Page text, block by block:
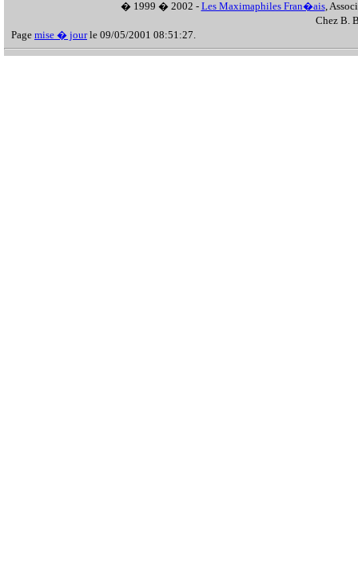
� 1999 � 2002 - Les Maximaphiles Fran�ais,
Chez B.
Page mise � jourle 09/05/2001 08:51:27.